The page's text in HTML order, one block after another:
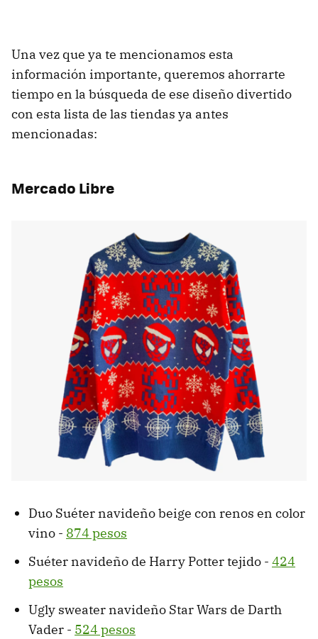
Una vez que ya te mencionamos esta
información importante, queremos ahorrarte
tiempo en la búsqueda de ese diseño divertido
con esta lista de las tiendas ya antes
mencionadas:
Mercado Libre
Duo Suéter navideño beige con renos en color
vino - 874 pesos
Suéter navideño de Harry Potter tejido - 424
pesos
Ugly sweater navideño Star Wars de Darth
Vader - 524 pesos